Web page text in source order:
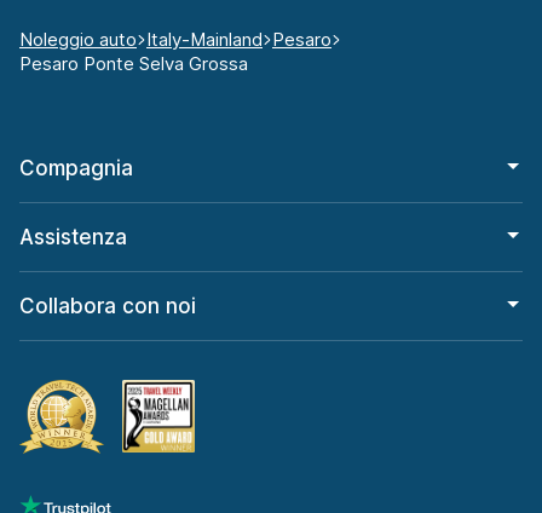
Noleggio auto Italy-Mainland Pesaro
Pesaro Ponte Selva Grossa
Compagnia
Assistenza
Collabora con noi